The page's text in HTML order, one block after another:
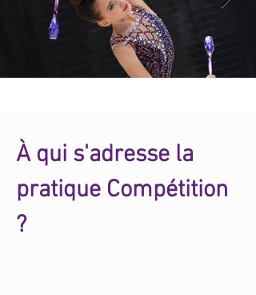
À qui s'adresse la
pratique Compétition
?